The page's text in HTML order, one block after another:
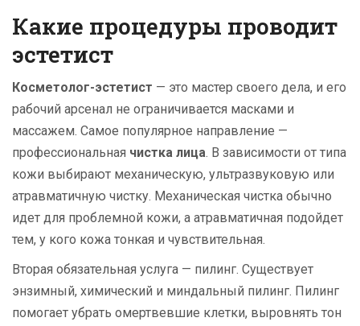
Какие процедуры проводит
эстетист
Косметолог-эстетист — это мастер своего дела, и его
рабочий арсенал не ограничивается масками и
массажем. Самое популярное направление —
профессиональная чистка лица. В зависимости от типа
кожи выбирают механическую, ультразвуковую или
атравматичную чистку. Механическая чистка обычно
идет для проблемной кожи, а атравматичная подойдет
тем, у кого кожа тонкая и чувствительная.
Вторая обязательная услуга — пилинг. Существует
энзимный, химический и миндальный пилинг. Пилинг
помогает убрать омертвевшие клетки, выровнять тон